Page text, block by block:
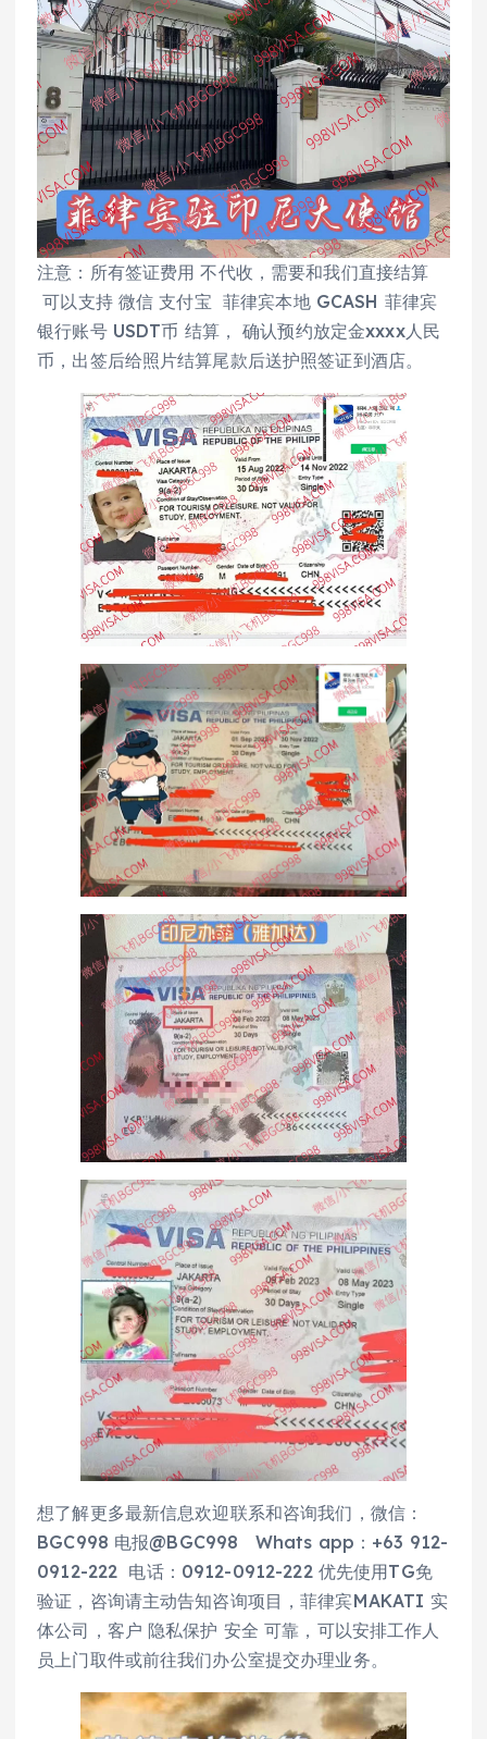
注意：所有签证费用 不代收，需要和我们直接结算
可以支持 微信 支付宝 菲律宾本地 GCASH 菲律宾
银行账号 USDT币 结算， 确认预约放定金xxxx人民
币，出签后给照片结算尾款后送护照签证到酒店。
想了解更多最新信息欢迎联系和咨询我们，微信：
BGC998 电报@BGC998 Whats app：+63 912-
0912-222 电话：0912-0912-222 优先使用TG免
验证，咨询请主动告知咨询项目，菲律宾MAKATI 实
体公司，客户 隐私保护 安全 可靠，可以安排工作人
员上门取件或前往我们办公室提交办理业务。